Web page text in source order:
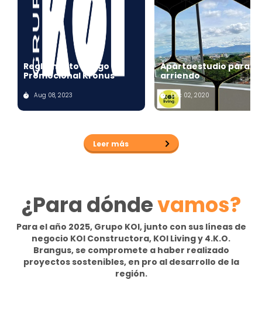
Reglamento Juego
Promocional Kronus
Aug 08, 2023
Apartaestudio para
arriendo
Dec 02, 2020
Leer más
¿Para dóndevamos?
Para el año 2025, Grupo KOI, junto con sus líneas de
negocio KOI Constructora, KOI Livingy 4.K.O.
Brangus,se compromete a haber realizado
proyectos sostenibles, en pro al desarrollo de la
región.